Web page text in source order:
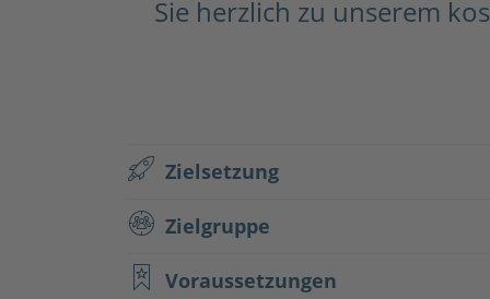
Sie herzlich zu unserem
Zielsetzung
Zielgruppe
Voraussetzungen